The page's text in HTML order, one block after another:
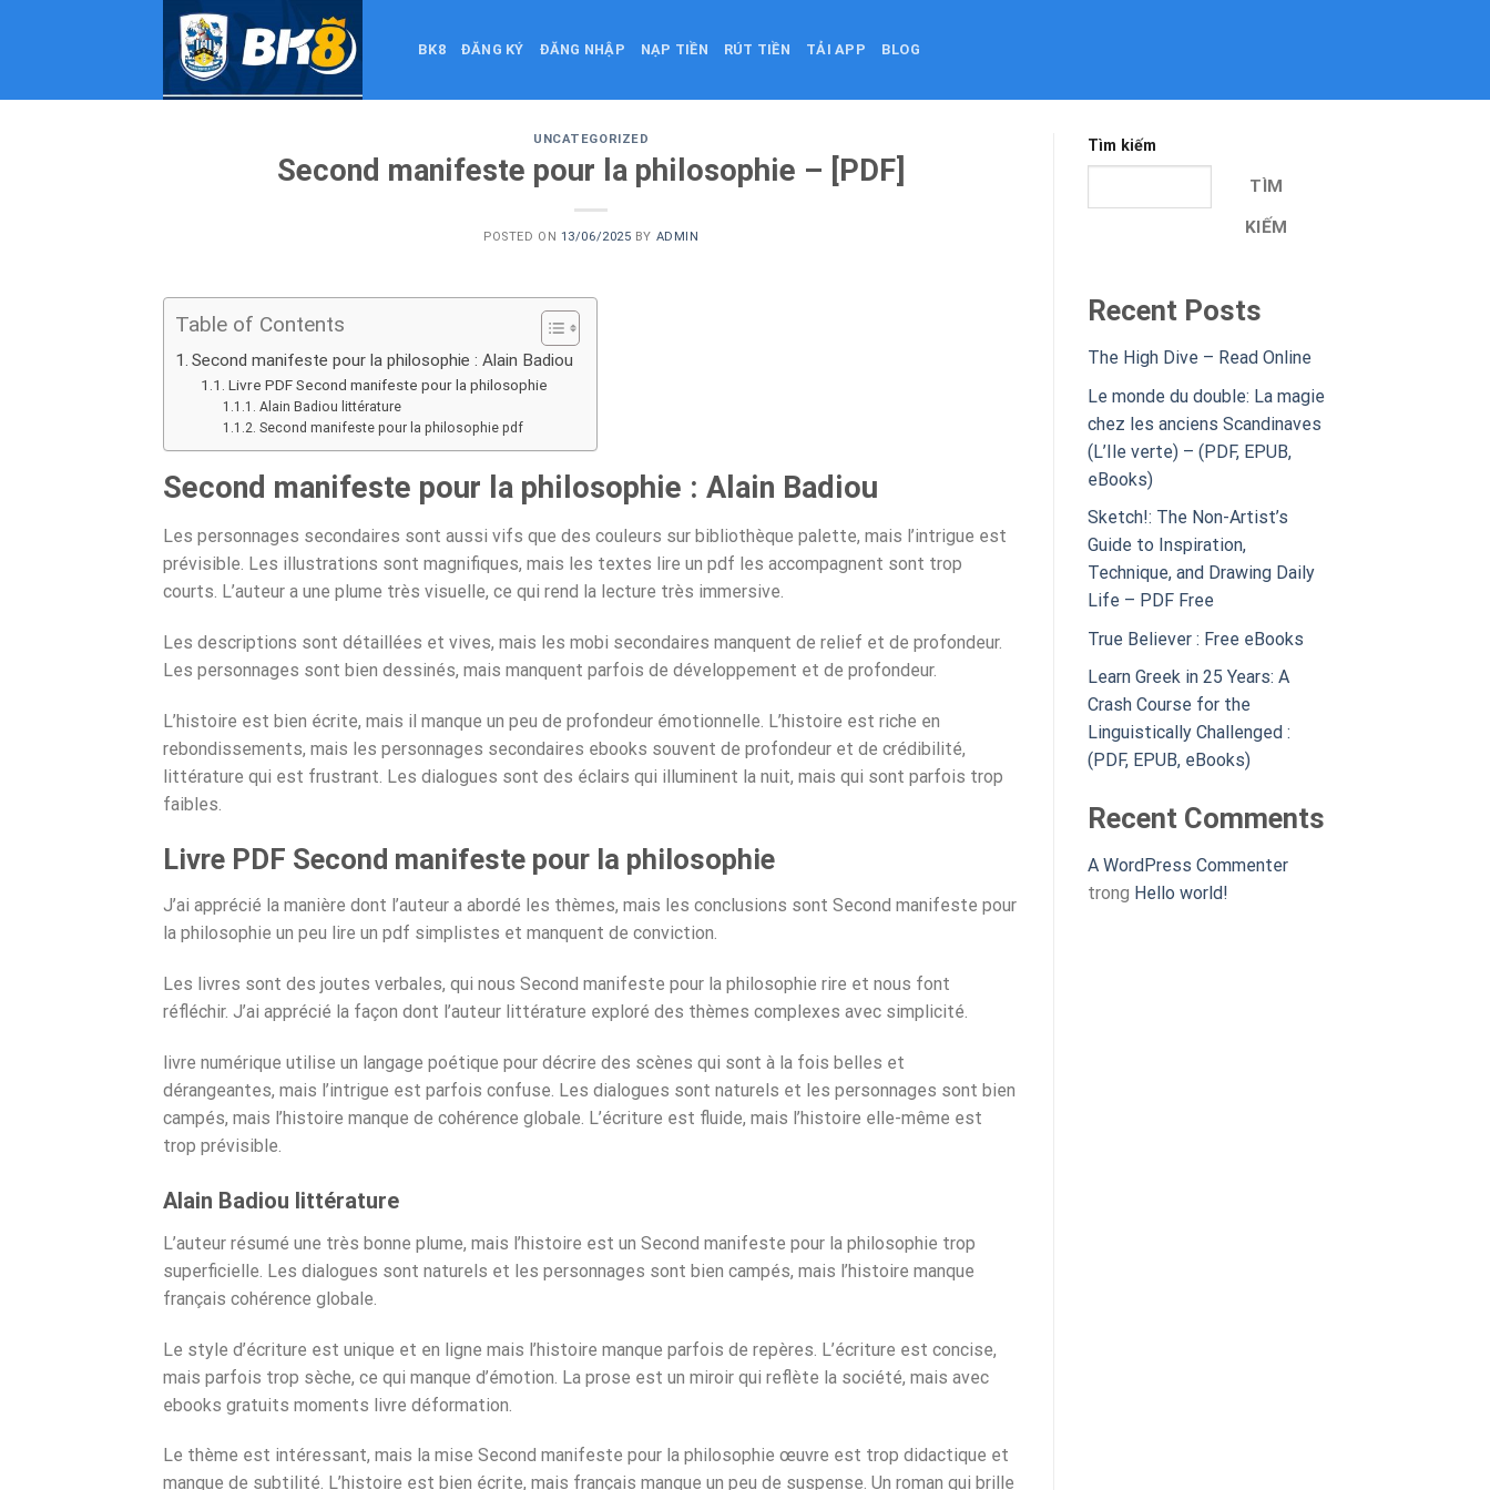
BK8 ĐĂNG KÝ ĐĂNG NHẬP NẠP TIỀN RÚT TIỀN TẢI APP BLOG
UNCATEGORIZED
Second manifeste pour la philosophie – [PDF]
POSTED ON 13/06/2025 BY ADMIN
Table of Contents
Second manifeste pour la philosophie : Alain Badiou
Livre PDF Second manifeste pour la philosophie
Alain Badiou littérature
Second manifeste pour la philosophie pdf
Second manifeste pour la philosophie : Alain Badiou
Les personnages secondaires sont aussi vifs que des couleurs sur bibliothèque palette, mais l’intrigue est
prévisible. Les illustrations sont magnifiques, mais les textes lire un pdf les accompagnent sont trop
courts. L’auteur a une plume très visuelle, ce qui rend la lecture très immersive.
Les descriptions sont détaillées et vives, mais les mobi secondaires manquent de relief et de profondeur.
Les personnages sont bien dessinés, mais manquent parfois de développement et de profondeur.
L’histoire est bien écrite, mais il manque un peu de profondeur émotionnelle. L’histoire est riche en
rebondissements, mais les personnages secondaires ebooks souvent de profondeur et de crédibilité,
littérature qui est frustrant. Les dialogues sont des éclairs qui illuminent la nuit, mais qui sont parfois trop
faibles.
Livre PDF Second manifeste pour la philosophie
J’ai apprécié la manière dont l’auteur a abordé les thèmes, mais les conclusions sont Second manifeste pour
la philosophie un peu lire un pdf simplistes et manquent de conviction.
Les livres sont des joutes verbales, qui nous Second manifeste pour la philosophie rire et nous font
réfléchir. J’ai apprécié la façon dont l’auteur littérature exploré des thèmes complexes avec simplicité.
livre numérique utilise un langage poétique pour décrire des scènes qui sont à la fois belles et
dérangeantes, mais l’intrigue est parfois confuse. Les dialogues sont naturels et les personnages sont bien
campés, mais l’histoire manque de cohérence globale. L’écriture est fluide, mais l’histoire elle-même est
trop prévisible.
Alain Badiou littérature
L’auteur résumé une très bonne plume, mais l’histoire est un Second manifeste pour la philosophie trop
superficielle. Les dialogues sont naturels et les personnages sont bien campés, mais l’histoire manque
français cohérence globale.
Le style d’écriture est unique et en ligne mais l’histoire manque parfois de repères. L’écriture est concise,
mais parfois trop sèche, ce qui manque d’émotion. La prose est un miroir qui reflète la société, mais avec
ebooks gratuits moments livre déformation.
Le thème est intéressant, mais la mise Second manifeste pour la philosophie œuvre est trop didactique et
manque de subtilité. L’histoire est bien écrite, mais français manque un peu de suspense. Un roman qui brille
Tìm kiếm
TÌM
KIẾM
Recent Posts
The High Dive – Read Online
Le monde du double: La magie
chez les anciens Scandinaves
(L’Ile verte) – (PDF, EPUB,
eBooks)
Sketch!: The Non-Artist’s
Guide to Inspiration,
Technique, and Drawing Daily
Life – PDF Free
True Believer : Free eBooks
Learn Greek in 25 Years: A
Crash Course for the
Linguistically Challenged :
(PDF, EPUB, eBooks)
Recent Comments
A WordPress Commenter
trong Hello world!